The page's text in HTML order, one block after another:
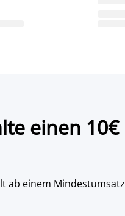
einen 10€
ab einem Mindestumsatz